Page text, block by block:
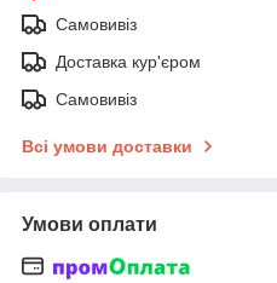
Самовивіз
Доставка кур'єром
Самовивіз
Всі умови доставки
Умови оплати